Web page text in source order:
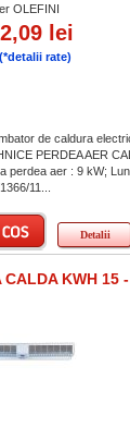
OLEFINI
lei
(*detalii rate)
de caldura
PERDEA AER
perdea aer : 9 kW;
11...
Detalii
CALDA KWH 15